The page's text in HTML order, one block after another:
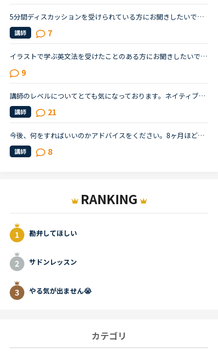
5分間ディスカッションを受けられている方にお聞きしたいです。私はネイティブキャンプを始めたばかりの英語初心者です。初心者なので文法の入門から始めましたが、講師の方から「このgrammerは君には簡単すぎる...
講師 7
イラストで学ぶ英文法を受けたことのある方にお聞きしたいです。私は普段、普通の文法（初級〜中級）と幾つかのアウトプット教材を並行して受けています。喋る練習をするのがとにかく楽しいので最近は５分間ディ...
9
講師のレベルについてとても気になっております。ネイティブキャンプをはじめて3年です。文法と発音の基礎から始めてきたおかげで、段々と言いたいことを表現でき、先生の話していることもほぼ理解できるようにな...
講師 21
今後、何をすればいいのかアドバイスをください。8ヶ月ほど前からネイティブキャンプを始めました。最初は本当に先生の言ってることが全然聞き取れず、何を言っていいかもわからない状況でのスタートでした。週30...
講師 8
RANKING
勘弁してほしい
サドンレッスン
やる気が出ません😭
カテゴリ